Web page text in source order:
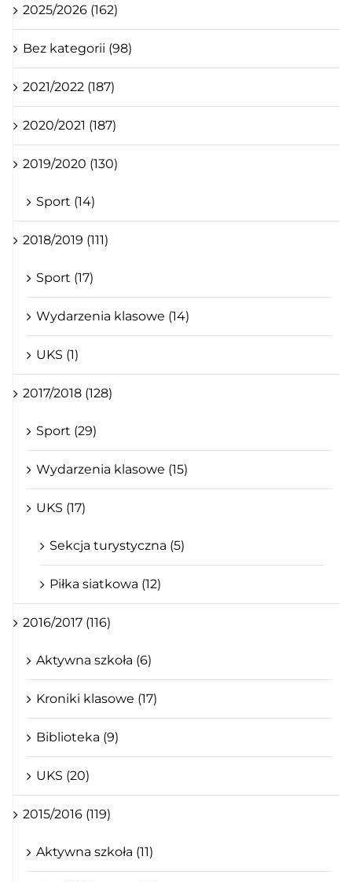
2025/2026 (162)
Bez kategorii (98)
2021/2022 (187)
2020/2021 (187)
2019/2020 (130)
Sport (14)
2018/2019 (111)
Sport (17)
Wydarzenia klasowe (14)
UKS (1)
2017/2018 (128)
Sport (29)
Wydarzenia klasowe (15)
UKS (17)
Sekcja turystyczna (5)
Piłka siatkowa (12)
2016/2017 (116)
Aktywna szkoła (6)
Kroniki klasowe (17)
Biblioteka (9)
UKS (20)
2015/2016 (119)
Aktywna szkoła (11)